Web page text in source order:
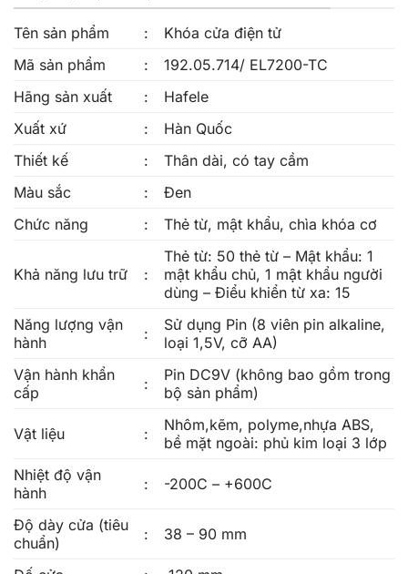
Tên sản phẩm :
Khóa cửa điện tử
Mã sản phẩm
:
192.05.714/ EL7200-TC
Hãng sản xuất
:
Hafele
Xuất xứ
:
Hàn Quốc
Thiết kế
:
Thân dài, có tay cầm
Màu sắc
:
Đen
Chức năng
: Thẻ từ, mật khẩu, chìa khóa cơ
Khả năng lưu trữ :
Thẻ từ: 50 thẻ từ – Mật khẩu: 1
mật khẩu chủ, 1 mật khẩu người
dùng – Điểu khiển từ xa: 15
Năng lượng vận
hành
:
Sử dụng Pin (8 viên pin alkaline,
loại 1,5V, cỡ AA)
Vận hành khẩn
cấp
:
Pin DC9V (không bao gồm trong
bộ sản phẩm)
Vật liệu :
Nhôm,kẽm, polyme,nhựa ABS,
bề mặt ngoài: phủ kim loại 3 lớp
Nhiệt độ vận
hành
: -200C – +600C
Độ dày cửa (tiêu
chuẩn)
: 38 – 90 mm